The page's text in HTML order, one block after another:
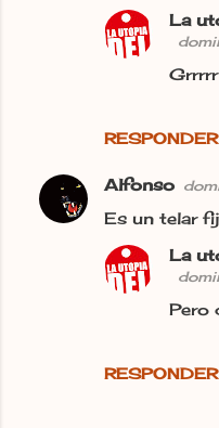
RESPONDER
La
Grrrrr
Alfonso
Es un telar
RESPONDER
La
Pero